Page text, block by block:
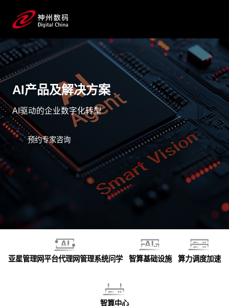
AI产品及解决方案
AI驱动的企业数字化转型
预约专家咨询
亚星管理网平台代理网管理系统问学 智算基础设施 算力调度加速
智算中心